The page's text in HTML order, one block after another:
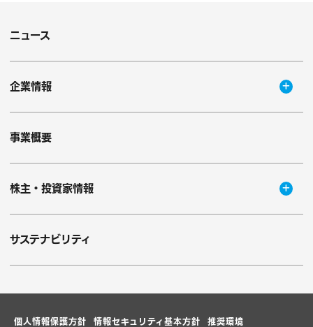
ニュース
企業情報
事業概要
株主・投資家情報
サステナビリティ
個人情報保護方針 情報セキュリティ基本方針 推奨環境